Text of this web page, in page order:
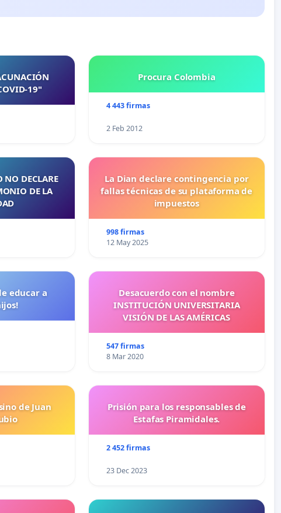
19"
Procura Colombia
4 443 firmas
2 Feb 2012
NO DECLARE
DE LA
La Dian declare contingencia por
fallas técnicas de su plataforma de
impuestos
998 firmas
12 May 2025
educar a
Desacuerdo con el nombre
INSTITUCIÓN UNIVERSITARIA
VISIÓN DE LAS AMÉRICAS
547 firmas
8 Mar 2020
de Juan
Prisión para los responsables de
Estafas Piramidales.
2 452 firmas
23 Dec 2023